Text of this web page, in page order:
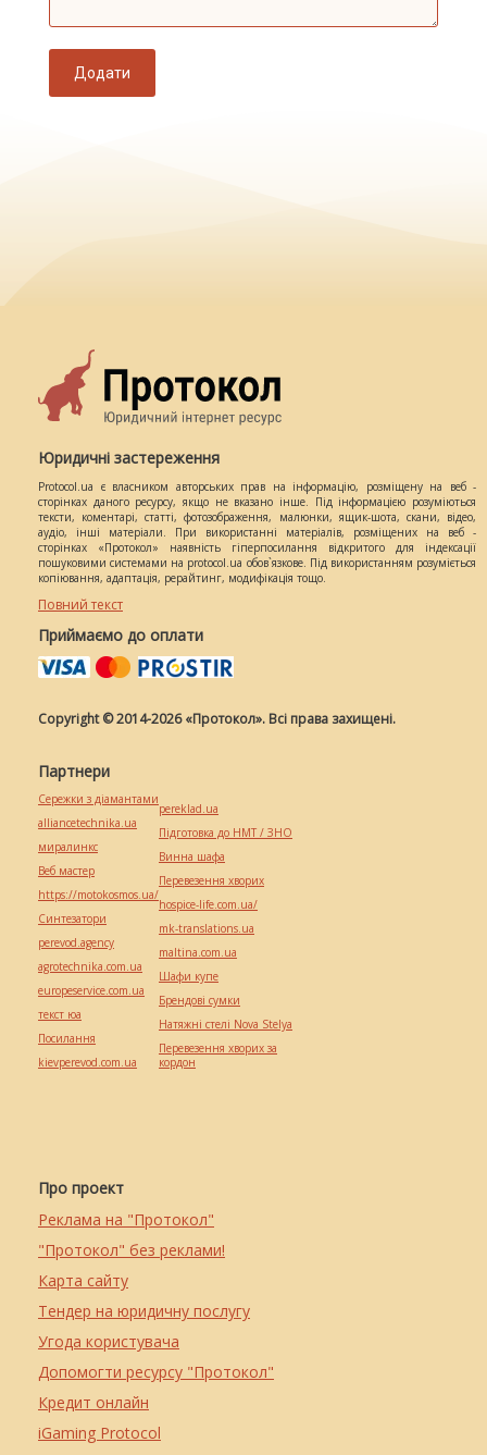
Додати
Юридичні застереження
Protocol.ua є власником авторських прав на інформацію, розміщену на веб -
сторінках даного ресурсу, якщо не вказано інше. Під інформацією розуміються
тексти, коментарі, статті, фотозображення, малюнки, ящик-шота, скани, відео,
аудіо, інші матеріали. При використанні матеріалів, розміщених на веб -
сторінках «Протокол» наявність гіперпосилання відкритого для індексації
пошуковими системами на protocol.ua обов`язкове. Під використанням розуміється
копіювання, адаптація, рерайтинг, модифікація тощо.
Повний текст
Приймаємо до оплати
Copyright © 2014-2026 «Протокол». Всі права захищені.
Про проект
Реклама на "Протокол"
"Протокол" без реклами!
Карта сайту
Тендер на юридичну послугу
Угода користувача
Допомогти ресурсу "Протокол"
Кредит онлайн
iGaming Protocol
Партнери
Сережки з діамантами
alliancetechnika.ua
миралинкс
Веб мастер
https://motokosmos.ua/
Синтезатори
perevod.agency
agrotechnika.com.ua
europeservice.com.ua
текст юа
Посилання
kievperevod.com.ua
pereklad.ua
Підготовка до НМТ / ЗНО
Винна шафа
Перевезення хворих
hospice-life.com.ua/
mk-translations.ua
maltina.com.ua
Шафи купе
Брендові сумки
Натяжні стелі Nova Stelya
Перевезення хворих за
кордон